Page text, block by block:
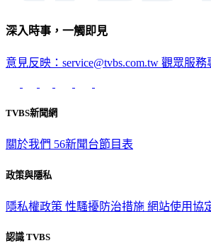
深入時事，一觸即見
意見反映：service@tvbs.com.tw 觀眾服務
TVBS新聞網
關於我們 56新聞台節目表
政策與隱私
隱私權政策 性騷擾防治措施 網站使用協
認識 TVBS